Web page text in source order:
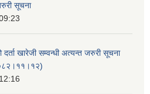
सूचना
खारेजी सम्वन्धी अत्यन्त जरुरी सूचना